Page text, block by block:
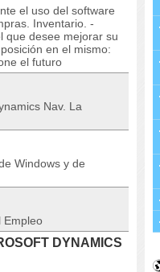
el uso del software
Inventario. -
que desee mejorar su
en el mismo:
el futuro
Nav. La
Windows y de
Empleo
DYNAMICS